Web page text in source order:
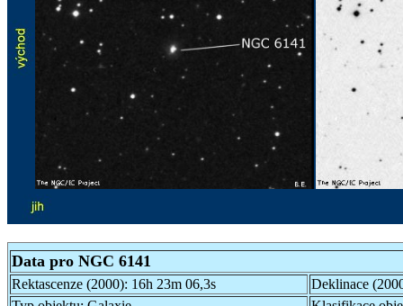
Data pro NGC 6141
Rektascenze (2000): 16h 23m 06,3s
Deklinace